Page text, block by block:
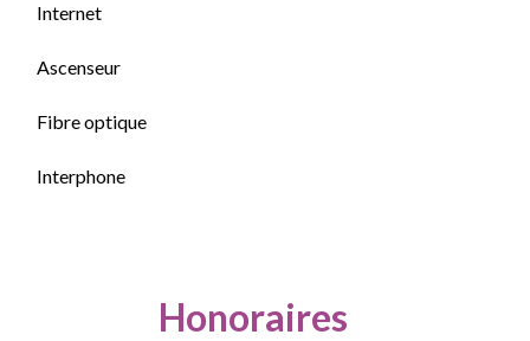
Internet
Ascenseur
Fibre optique
Interphone
Honoraires